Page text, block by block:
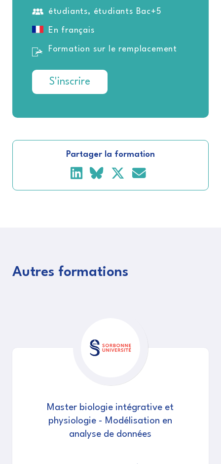
étudiants, étudiants Bac+5
En français
Formation sur le remplacement
S'inscrire
Partager la formation
Autres formations
Master biologie intégrative et
physiologie - Modélisation en
analyse de données